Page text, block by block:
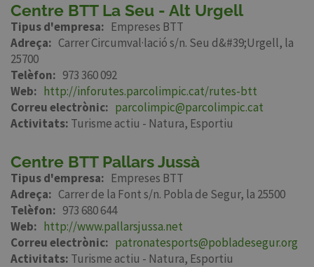
Centre BTT La Seu - Alt Urgell
Tipus d'empresa
Empreses BTT
Adreça
Carrer Circumval·lació s/n. Seu d&#39;Urgell, la
25700
Telèfon
973 360 092
Web
http://inforutes.parcolimpic.cat/rutes-btt
Correu electrònic
parcolimpic@parcolimpic.cat
Activitats: Turisme actiu - Natura Esportiu
Centre BTT Pallars Jussà
Tipus d'empresa
Empreses BTT
Adreça
Carrer de la Font s/n. Pobla de Segur, la 25500
Telèfon
973 680 644
Web
http://www.pallarsjussa.net
Correu electrònic
patronatesports@pobladesegur.org
Activitats: Turisme actiu - Natura Esportiu